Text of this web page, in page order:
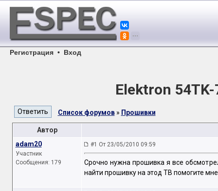
Регистрация • Вход
Elektron
Список форумов» Прошивки
Автор
adam20
Участник
Сообщения: 179
#1 От 23/05/2010 09:59
Срочно нужна прошивка я все
найти прошивку на этод ТВ помогите